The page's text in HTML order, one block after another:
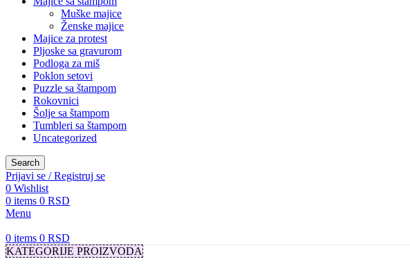
Muške majice
Ženske majice
Majice za protest
Pljoske sa gravurom
Podloga za miš
Poklon setovi
Puzzle sa štampom
Rokovnici
Šolje sa štampom
Tumbleri sa štampom
Uncategorized
Search
Prijavi se / Registruj se
0 Wishlist
0 items 0 RSD
Menu
0 items 0 RSD
KATEGORIJE PROIZVODA